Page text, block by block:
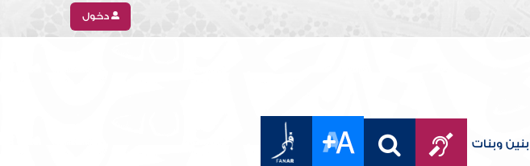
دخول
بنين وبنات